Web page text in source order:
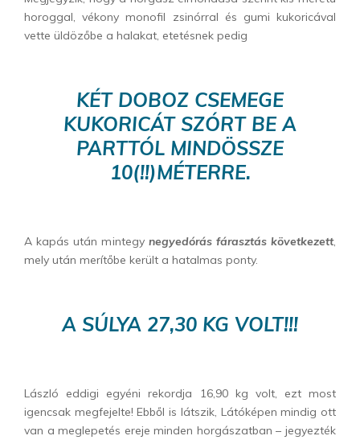
horoggal, vékony monofil zsinórral és gumi kukoricával
vette üldözőbe a halakat, etetésnek pedig
KÉT DOBOZ CSEMEGE
KUKORICÁT SZÓRT BE A
PARTTÓL MINDÖSSZE
10(!!)MÉTERRE.
A kapás után mintegy negyedórás fárasztás következett,
mely után merítőbe került a hatalmas ponty.
A SÚLYA 27,30 KG VOLT!!!
László eddigi egyéni rekordja 16,90 kg volt, ezt most
igencsak megfejelte! Ebből is látszik, Látóképen mindig ott
van a meglepetés ereje minden horgászatban – jegyezték